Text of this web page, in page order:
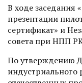
В ходе заседания
презентации
сертификат» и
совета при НПП
По утверждению
индустриального